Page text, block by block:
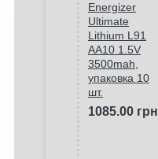
Energizer
Ultimate
Lithium L91
AA10 1.5V
3500mah,
упаковка 10
шт.
1085.00 грн